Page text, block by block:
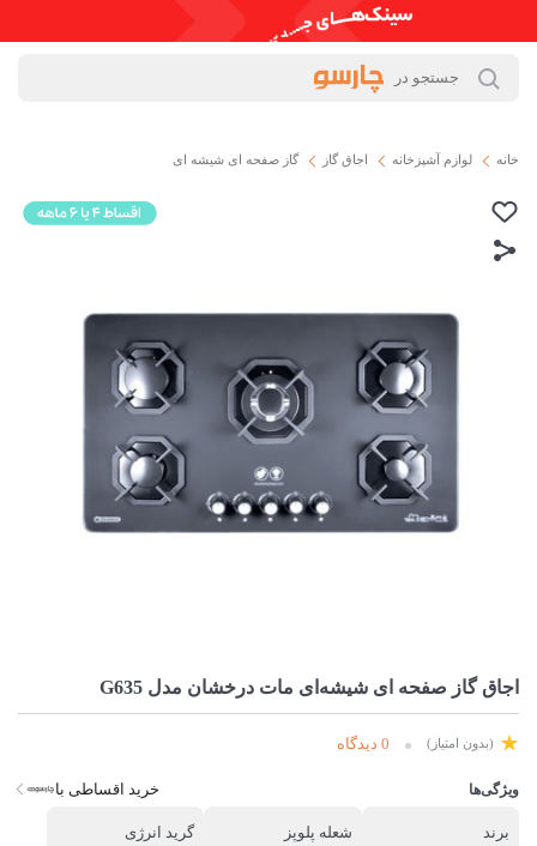
خانه لوازم آشپزخانه اجاق گاز گاز صفحه ای شیشه ای
اجاق گاز صفحه ای شیشه‌ای مات درخشان مدل G635
(بدون امتیاز) 0 دیدگاه
ویژگی‌ها خرید اقساطی با
برند
شعله پلوپز
گرید انرژی